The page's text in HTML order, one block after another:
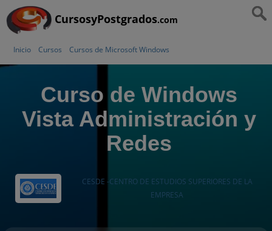
CursosyPostgrados.com
Inicio Cursos Cursos de Microsoft Windows
Curso de Windows
Vista Administración y
Redes
CESDE -CENTRO DE ESTUDIOS SUPERIORES DE LA
EMPRESA